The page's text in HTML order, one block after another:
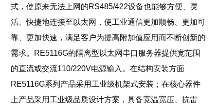
式，使原来无法上网的RS485/422设备也能够方便、灵
活、快捷地连接至以太网，使工业通信更加顺畅、更加可
靠、更加快速，满足客户为提高附加值应用而不断创新的
需求。 RE5116G的隔离型以太网串口服务器提供宽范围
的直流或交流110/220V电源输入。在结构安装方面
RE5116G系列产品采用工业级机架式安装；在核心器件
上产品采用工业级品质设计方案，具备宽温宽压、抗雷